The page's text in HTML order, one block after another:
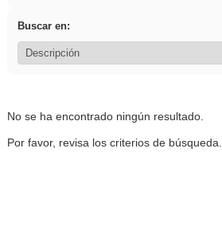
Buscar en:
No se ha encontrado ningún resultado.
Por favor, revisa los criterios de búsqueda.